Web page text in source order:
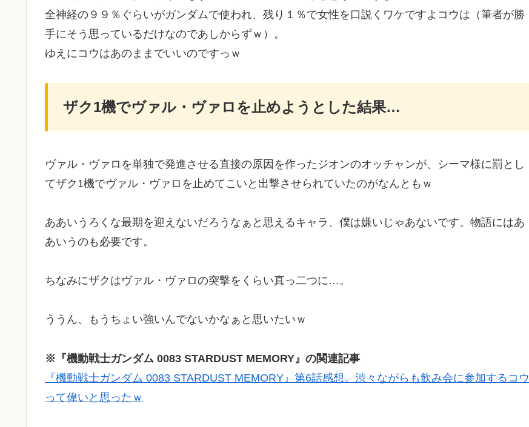
全神経の９９％ぐらいがガンダムで使われ、残り１％で女性を口説くワケですよコウは（筆者が勝
手にそう思っているだけなのであしからずｗ）。
ゆえにコウはあのままでいいのですっｗ
ザク1機でヴァル・ヴァロを止めようとした結果…
ヴァル・ヴァロを単独で発進させる直接の原因を作ったジオンのオッチャンが、シーマ様に罰とし
てザク1機でヴァル・ヴァロを止めてこいと出撃させられていたのがなんともｗ
ああいうろくな最期を迎えないだろうなぁと思えるキャラ、僕は嫌いじゃあないです。物語にはあ
あいうのも必要です。
ちなみにザクはヴァル・ヴァロの突撃をくらい真っ二つに…。
ううん、もうちょい強いんでないかなぁと思いたいｗ
※『機動戦士ガンダム 0083 STARDUST MEMORY』の関連記事
『機動戦士ガンダム 0083 STARDUST MEMORY』第6話感想。渋々ながらも飲み会に参加するコウ
って偉いと思ったｗ